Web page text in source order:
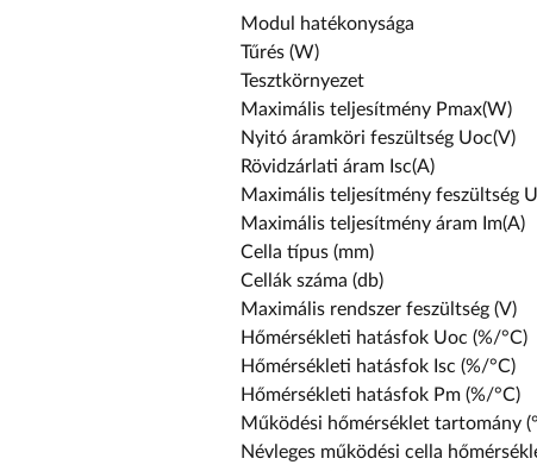
Modul hatékonysága
Tűrés (W)
Tesztkörnyezet
Maximális teljesítmény Pmax(W)
Nyitó áramköri feszültség Uoc(V)
Rövidzárlati áram I sc(A)
Maximális teljesítmény feszültség U
Maximális teljesítmény áram I m(A)
Cella típus (mm)
Cellák száma (db)
Maximális rendszer feszültség (V)
Hőmérsékleti hatásfok Uoc (%/°C)
Hőmérsékleti hatásfok I sc (%/°C)
Hőmérsékleti hatásfok Pm (%/°C)
Működési hőmérséklet tartomány
Névleges működési cella